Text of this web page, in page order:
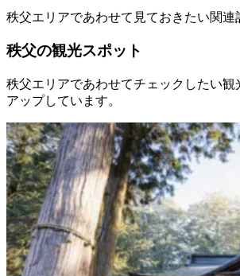
秩父エリアであわせて見ておきたい関連
秩父の観光スポット
秩父エリアであわせてチェックしたい観
アップしています。